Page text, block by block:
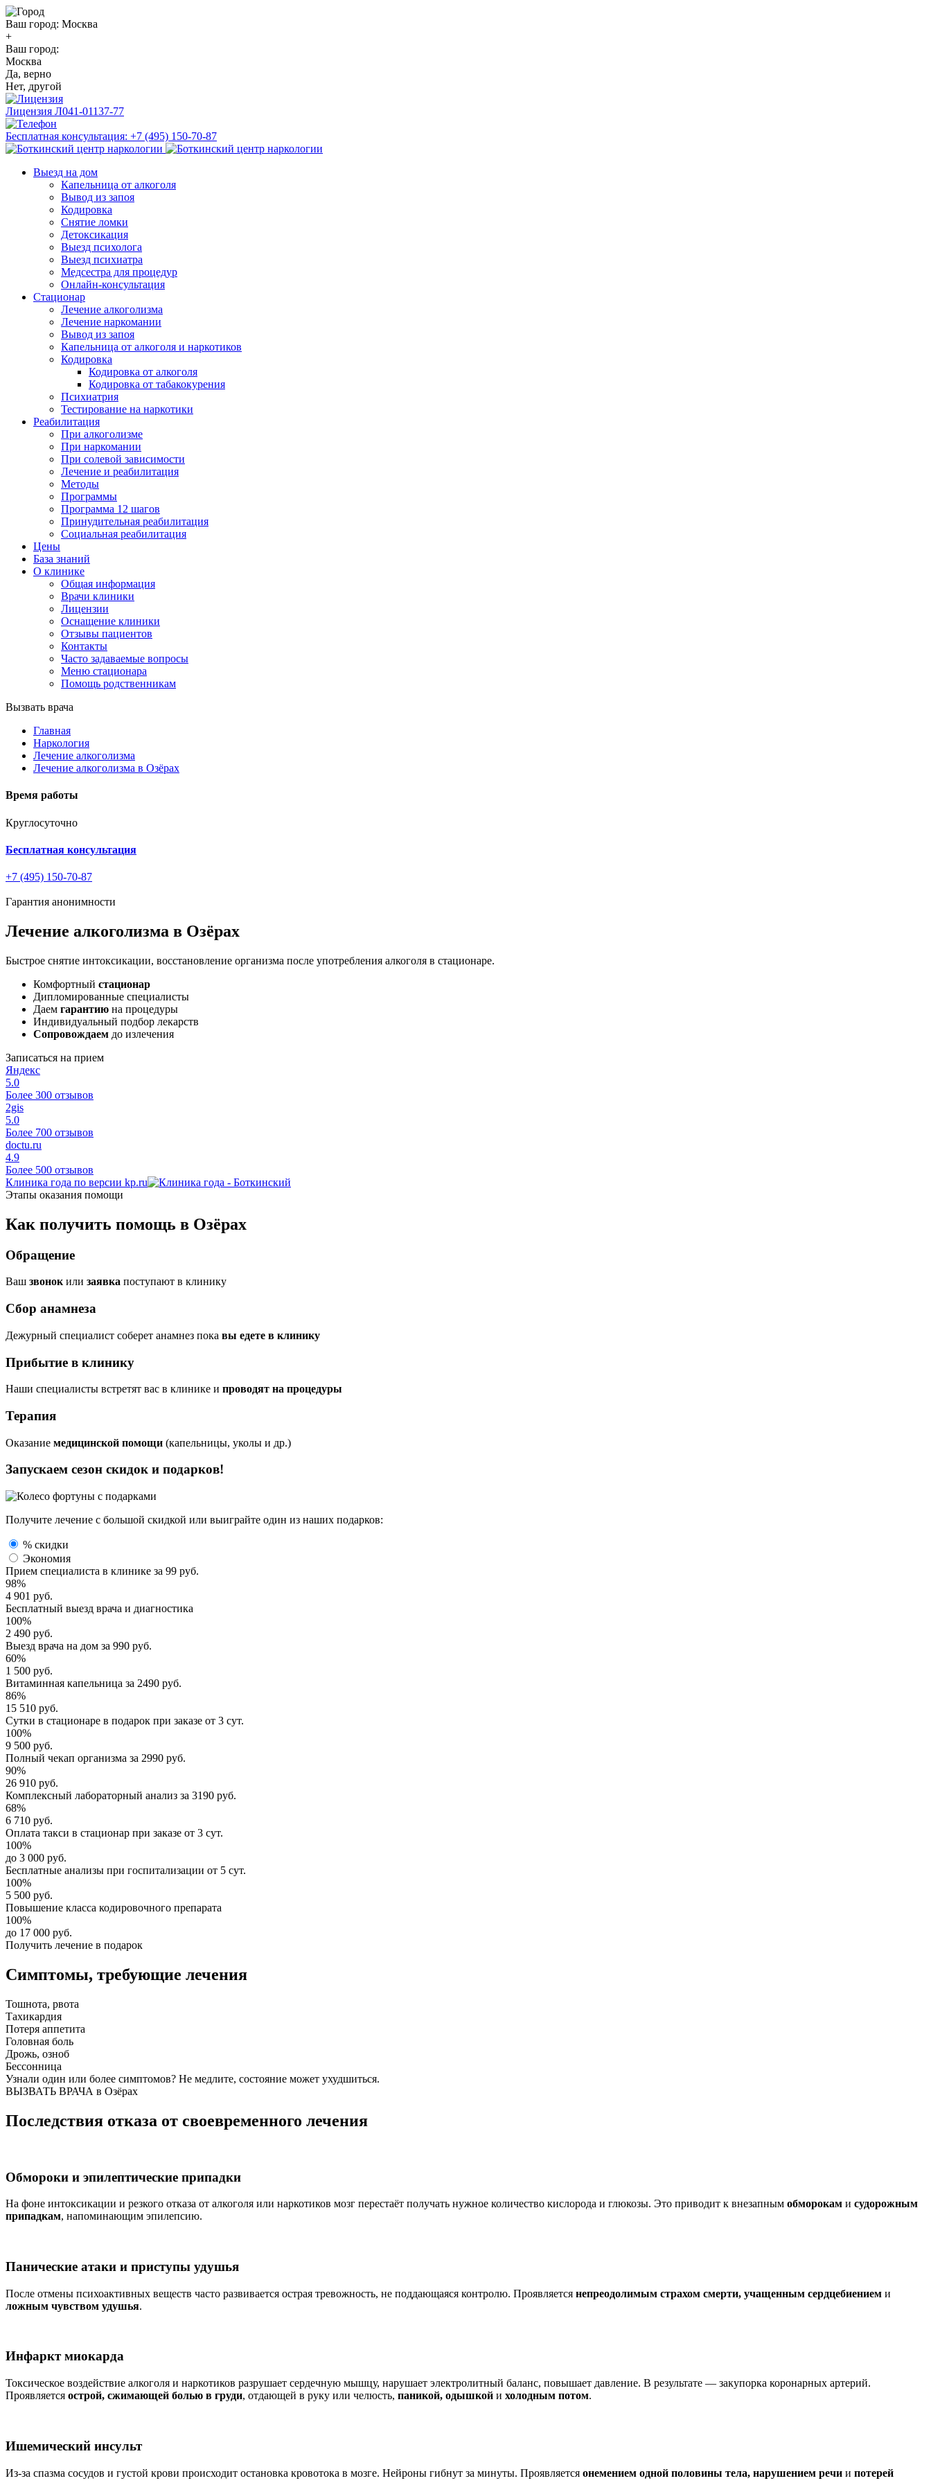
Ваш город: Москва
+
Ваш город:
Москва
Да, верно
Нет, другой
Лицензия Л041-01137-77
Бесплатная консультация: +7 (495) 150-70-87
Выезд на дом
Капельница от алкоголя
Вывод из запоя
Кодировка
Снятие ломки
Детоксикация
Выезд психолога
Выезд психиатра
Медсестра для процедур
Онлайн-консультация
Стационар
Лечение алкоголизма
Лечение наркомании
Вывод из запоя
Капельница от алкоголя и наркотиков
Кодировка
Кодировка от алкоголя
Кодировка от табакокурения
Психиатрия
Тестирование на наркотики
Реабилитация
При алкоголизме
При наркомании
При солевой зависимости
Лечение и реабилитация
Методы
Программы
Программа 12 шагов
Принудительная реабилитация
Социальная реабилитация
Цены
База знаний
О клинике
Общая информация
Врачи клиники
Лицензии
Оснащение клиники
Отзывы пациентов
Контакты
Часто задаваемые вопросы
Меню стационара
Помощь родственникам
Вызвать врача
Главная
Наркология
Лечение алкоголизма
Лечение алкоголизма в Озёрах
Время работы
Круглосуточно
Бесплатная консультация
+7 (495) 150-70-87
Гарантия анонимности
Лечение алкоголизма в Озёрах
Быстрое снятие интоксикации, восстановление организма после употребления алкоголя в стационаре.
Комфортный стационар
Дипломированные специалисты
Даем гарантию на процедуры
Индивидуальный подбор лекарств
Сопровождаем до излечения
Записаться на прием
Яндекс
5.0
Более 300 отзывов
2gis
5.0
Более 700 отзывов
doctu.ru
4.9
Более 500 отзывов
Клиника года по версии kp.ru
Этапы оказания помощи
Как получить помощь в Озёрах
Обращение
Ваш звонокили заявка поступают в клинику
Сбор анамнеза
Дежурный специалист соберет анамнез пока вы едете в клинику
Прибытие в клинику
Наши специалисты встретят вас в клинике и проводят на процедуры
Терапия
Оказание медицинской помощи (капельницы, уколы и др.)
Запускаем сезон скидок и подарков!
Получите лечение с большой скидкой или выиграйте один из наших подарков:
% скидки
Экономия
Прием специалиста в клинике за 99 руб.
98%
4 901 руб.
Бесплатный выезд врача и диагностика
100%
2 490 руб.
Выезд врача на дом за 990 руб.
60%
1 500 руб.
Витаминная капельница за 2490 руб.
86%
15 510 руб.
Сутки в стационаре в подарок при заказе от 3 сут.
100%
9 500 руб.
Полный чекап организма за 2990 руб.
90%
26 910 руб.
Комплексный лабораторный анализ за 3190 руб.
68%
6 710 руб.
Оплата такси в стационар при заказе от 3 сут.
100%
до 3 000 руб.
Бесплатные анализы при госпитализации от 5 сут.
100%
5 500 руб.
Повышение класса кодировочного препарата
100%
до 17 000 руб.
Получить лечение в подарок
Симптомы, требующие лечения
Тошнота, рвота
Тахикардия
Потеря аппетита
Головная боль
Дрожь, озноб
Бессонница
Узнали один или более симптомов? Не медлите, состояние может ухудшиться.
ВЫЗВАТЬ ВРАЧА в Озёрах
Последствия отказа от своевременного лечения
Обмороки и эпилептические припадки
На фоне интоксикации и резкого отказа от алкоголя или наркотиков мозг перестаёт получать нужное количество кислорода и глюкозы. Это приводит к внезапным обморокам и судорожным
припадкам, напоминающим эпилепсию.
Панические атаки и приступы удушья
После отмены психоактивных веществ часто развивается острая тревожность, не поддающаяся контролю. Проявляется непреодолимым страхом смерти, учащенным сердцебиением и
ложным чувством удушья.
Инфаркт миокарда
Токсическое воздействие алкоголя и наркотиков разрушает сердечную мышцу, нарушает электролитный баланс, повышает давление. В результате — закупорка коронарных артерий.
Проявляется острой, сжимающей болью в груди, отдающей в руку или челюсть, паникой, одышкой и холодным потом.
Ишемический инсульт
Из-за спазма сосудов и густой крови происходит остановка кровотока в мозге. Нейроны гибнут за минуты. Проявляется онемением одной половины тела, нарушением речи и потерей